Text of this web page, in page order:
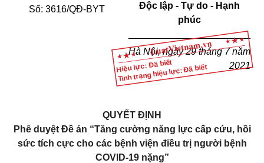
Hiệu lực: Đã biết
Tình trạng hiệu lực: Đã biết
Số: 3616/QĐ-BYT
Độc lập - Tự do - Hạnh
phúc
_______________________
Hà Nội, ngày 29 tháng 7 năm
2021
QUYẾT ĐỊNH
Phê duyệt Đề án “Tăng cường năng lực cấp cứu, hồi
sức tích cực cho các bệnh viện điều trị người bệnh
COVID-19 nặng”